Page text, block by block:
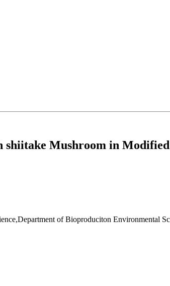
Mushroom in Modified
of Bioproduciton Environmental